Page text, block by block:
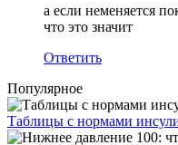
а если неменяется
что это значит
Ответить
Популярное
Таблицы с нормами